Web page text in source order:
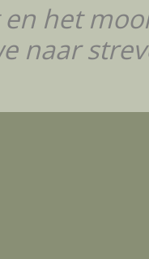
het
naar